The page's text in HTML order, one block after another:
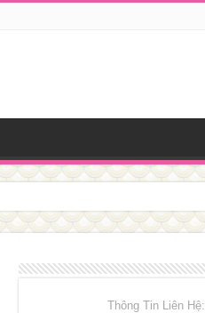
Thông Tin Liên Hệ: